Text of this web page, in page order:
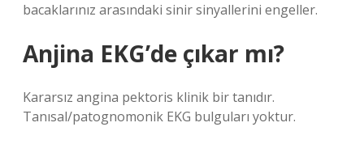
bacaklarınız arasındaki sinir sinyallerini engeller.
Anjina EKG’de çıkar mı?
Kararsız angina pektoris klinik bir tanıdır.
Tanısal/patognomonik EKG bulguları yoktur.